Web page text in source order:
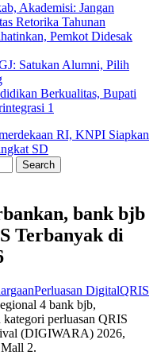
Akademisi: Jangan
Retorika Tahunan
Pemkot Didesak
Satukan Alumni, Pilih
Berkualitas, Bupati
1
RI, KNPI Siapkan
SD
bank bjb
Terbanyak di
Perluasan DigitalQRIS
4 bank bjb,
perluasan QRIS
(DIGIWARA) 2026,
2.